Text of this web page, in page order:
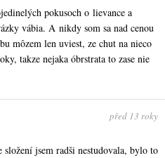
pokusoch o lievance a
vábia. A nikdy som sa nad cenou
môzem len uviest, ze chut na nieco
takze nejaka óbrstrata to zase nie
před 13 roky
jsem radši nestudovala, bylo to